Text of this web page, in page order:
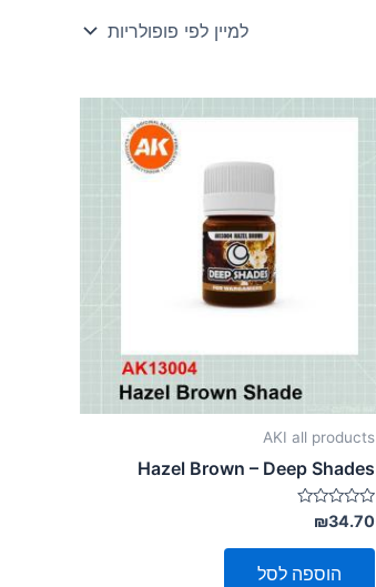
AKI all products
Hazel Brown – Deep Shades
דורג
0
מתוך
₪34.70
הוספה לסל